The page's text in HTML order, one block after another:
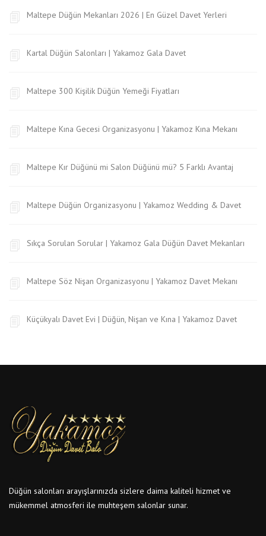
Maltepe Düğün Mekanları 2026 | En Güzel Davet Yerleri
Kartal Düğün Salonları | Yakamoz Gala Davet
Maltepe 300 Kişilik Düğün Yemeği Fiyatları
Maltepe Kına Gecesi Organizasyonu | Yakamoz Kına Mekanı
Maltepe Kır Düğünü mi Salon Düğünü mü? 5 Farklı Avantaj
Maltepe Düğün Organizasyonu | Yakamoz Wedding & Davet
Sıkça Sorulan Sorular | Yakamoz Gala Düğün Davet Mekanları
Maltepe Söz Nişan Organizasyonu | Yakamoz Davet Mekanı
Küçükyalı Davet Evi | Düğün, Nişan ve Kına | Yakamoz Davet
Düğün salonları arayışlarınızda sizlere daima kaliteli hizmet ve
mükemmel atmosferi ile muhteşem salonlar sunar.